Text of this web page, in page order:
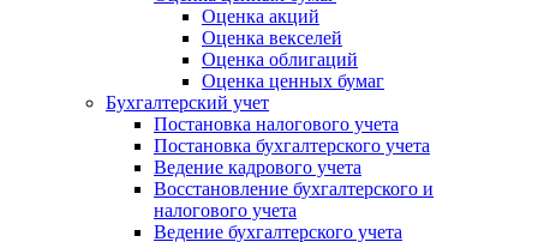
Оценка акций
Оценка векселей
Оценка облигаций
Оценка ценных бумаг
Бухгалтерский учет
Постановка налогового учета
Постановка бухгалтерского учета
Ведение кадрового учета
Восстановление бухгалтерского и
налогового учета
Ведение бухгалтерского учета